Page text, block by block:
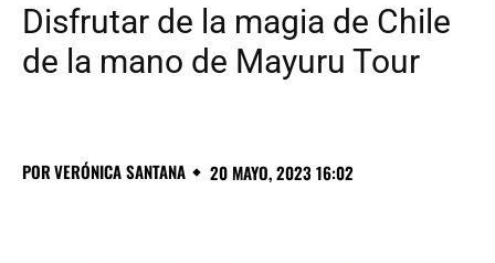
Disfrutar de la magia de Chile
de la mano de Mayuru Tour
PORVERÓNICA SANTANA 20 MAYO, 2023 16:02